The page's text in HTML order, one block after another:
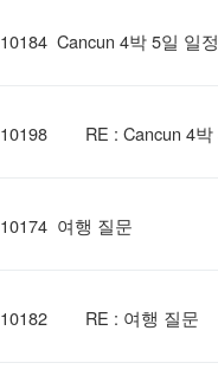
10184 Cancun 4박 5일 일정
10198 RE : Cancun 4박
10174 여행 질문
10182 RE : 여행 질문